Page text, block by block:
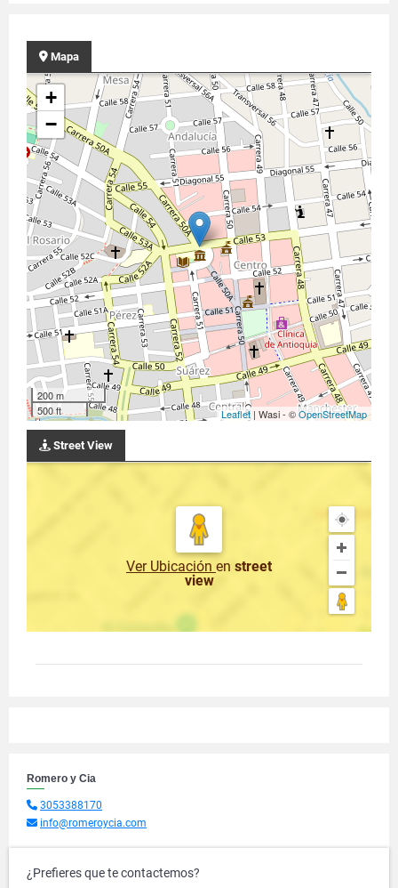
Mapa
+
−
200 m
500 ft
Leaflet | Wasi - ©OpenStreetMap
Street View
Ver Ubicación en street
view
Romero y Cia
3053388170
info@romeroycia.com
¿Prefieres que te contactemos?